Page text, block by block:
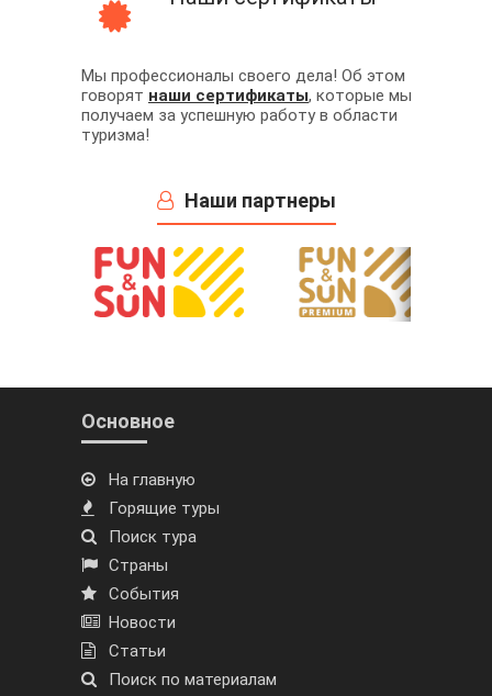
Мы профессионалы своего дела! Об этом
говорят наши сертификаты, которые мы
получаем за успешную работу в области
туризма!
Наши партнеры
Основное
На главную
Горящие туры
Поиск тура
Страны
События
Новости
Статьи
Поиск по материалам